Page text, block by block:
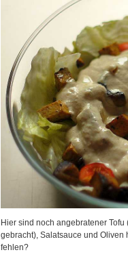
Hier sind noch angebratener
gebracht), Salatsauce und
fehlen?